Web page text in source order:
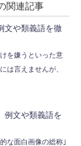
関連記事
文や類義語を徹
を嫌うといった意
は言えませんが、
例文や類義語を
な面白画像の総称｣